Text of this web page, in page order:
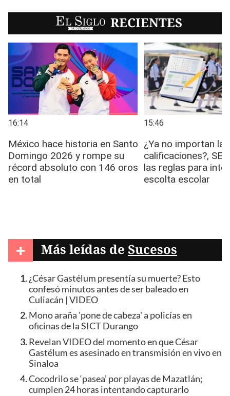
EL SIGLO RECIENTES
+ Más leídas de Sucesos
¿César Gastélum presentía su muerte? Esto
confesó minutos antes de ser baleado en
Culiacán | VIDEO
Mono araña 'pone de cabeza' a policías en
oficinas de la SICT Durango
Revelan VIDEO del momento en que César
Gastélum es asesinado en transmisión en vivo en
Sinaloa
Cocodrilo se ‘pasea’ por playas de Mazatlán;
cumplen 24 horas intentando capturarlo